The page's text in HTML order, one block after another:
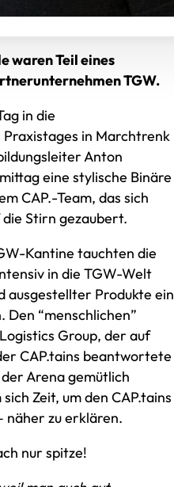
waren Teil eines
TGW.
in die
in Marchtrenk
Anton
eine stylische Binäre
CAP.-Team, das sich
Stirn gezaubert.
Kantine tauchten die
in die TGW-Welt
ausgestellter Produkte ein
“menschlichen”
Group, der auf
CAP.tains beantwortete
Arena gemütlich
Zeit, um den CAP.tains
näher zu erklären.
nur spitze!